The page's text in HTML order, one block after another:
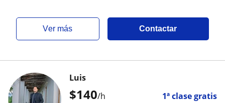
ver más Contactar
$140/h 1ª clase gratis
Luis